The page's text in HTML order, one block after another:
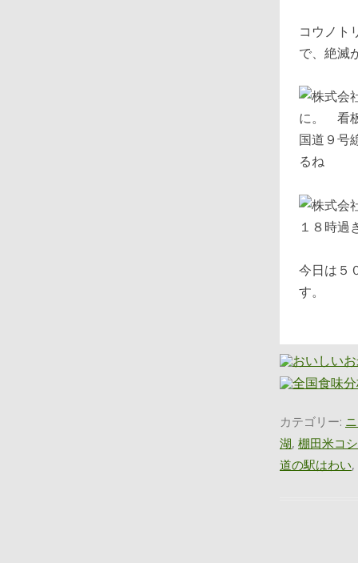
コウノト
で、絶滅
国道９号
るね
１８時
今日は５
す。
カテゴリー:
湖, 棚田米コ
道の駅はわい,